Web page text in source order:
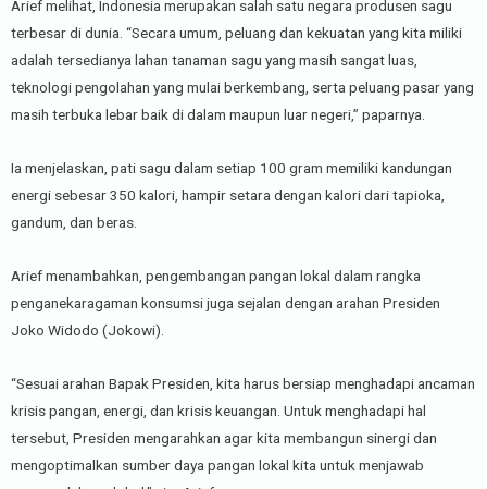
Arief melihat, Indonesia merupakan salah satu negara produsen sagu
terbesar di dunia. “Secara umum, peluang dan kekuatan yang kita miliki
adalah tersedianya lahan tanaman sagu yang masih sangat luas,
teknologi pengolahan yang mulai berkembang, serta peluang pasar yang
masih terbuka lebar baik di dalam maupun luar negeri,” paparnya.
Ia menjelaskan, pati sagu dalam setiap 100 gram memiliki kandungan
energi sebesar 350 kalori, hampir setara dengan kalori dari tapioka,
gandum, dan beras.
Arief menambahkan, pengembangan pangan lokal dalam rangka
penganekaragaman konsumsi juga sejalan dengan arahan Presiden
Joko Widodo (Jokowi).
“Sesuai arahan Bapak Presiden, kita harus bersiap menghadapi ancaman
krisis pangan, energi, dan krisis keuangan. Untuk menghadapi hal
tersebut, Presiden mengarahkan agar kita membangun sinergi dan
mengoptimalkan sumber daya pangan lokal kita untuk menjawab